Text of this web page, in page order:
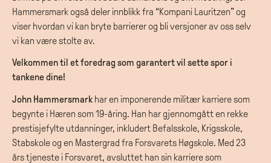
Hammersmark også deler innblikk fra “Kompani Lauritzen” og
viser hvordan vi kan bryte barrierer og bli versjoner av oss selv
vi kan være stolte av.
Velkommen til et foredrag som garantert vil sette spor i
tankene dine!
John Hammersmark har en imponerende militær karriere som
begynte i Hæren som 19-åring. Han har gjennomgått en rekke
prestisjefylte utdanninger, inkludert Befalsskole, Krigsskole,
Stabskole og en Mastergrad fra Forsvarets Høgskole. Med 23
års tjeneste i Forsvaret, avsluttet han sin karriere som